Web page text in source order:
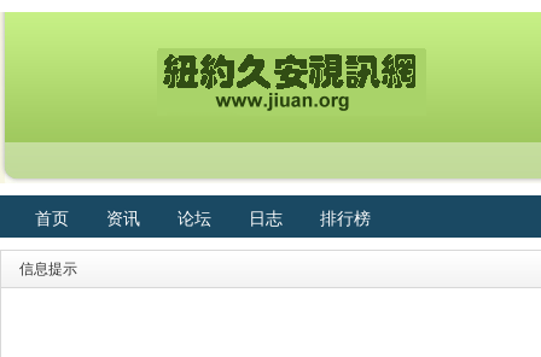
首页 资讯 论坛 日志 排行榜
信息提示